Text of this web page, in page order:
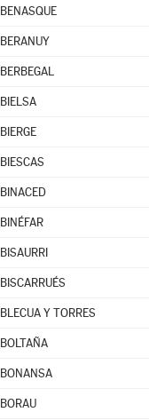
BENASQUE
BERANUY
BERBEGAL
BIELSA
BIERGE
BIESCAS
BINACED
BINÉFAR
BISAURRI
BISCARRUÉS
BLECUA Y TORRES
BOLTAÑA
BONANSA
BORAU